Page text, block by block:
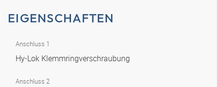
EIGENSCHAFTEN
Anschluss 1
Hy-Lok Klemmringverschraubung
Anschluss 2